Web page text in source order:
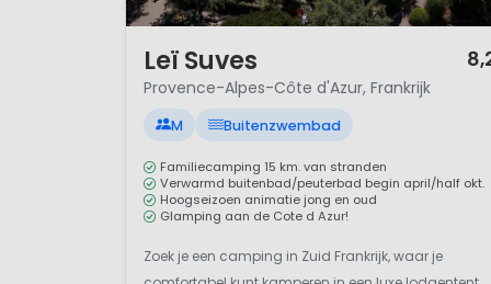
kusten en het bourgondisch
Zo is Hautes-Alpes bekend
maken in de zomer.
truffels, meloenen en
allermooiste wijngaarden
een oude vestingstad met het
door het kinderliedSur le
Leï Suves
Provence-Alpes-Côte d'Azur, Frankrijk
M Buitenzwembad
Familiecamping 15 km. van stranden
Verwarmd buitenbad/peuterbad begin april/half okt.
Hoogseizoen animatie jong en oud
Glamping aan de Cote d Azur!
Zoek je een camping in Zuid Frankrijk, waar je